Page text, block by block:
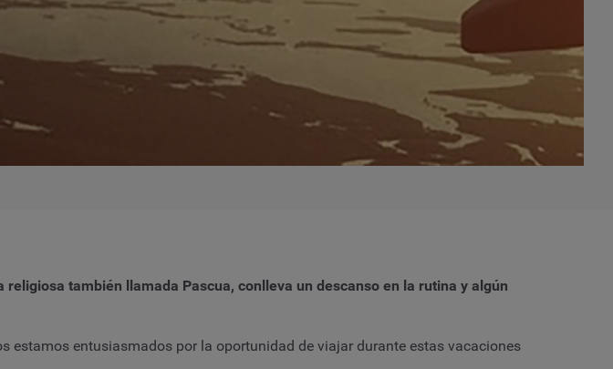
también llamada Pascua, conlleva un descanso en la rutina y algún
estamos entusiasmados por la oportunidad de viajar durante estas vacaciones